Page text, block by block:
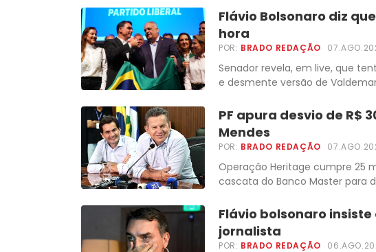
Flávio Bolsonaro diz
hora
POR: BRADO REDAÇÃO
Senador revela, em live, que
e desmente versão de
PF apura desvio de R$
Mendes
POR: BRADO REDAÇÃO
Operação Heritage cumpre 25
cascata do Banco Master para
Flávio bolsonaro
jornalista
POR: BRADO REDAÇÃO